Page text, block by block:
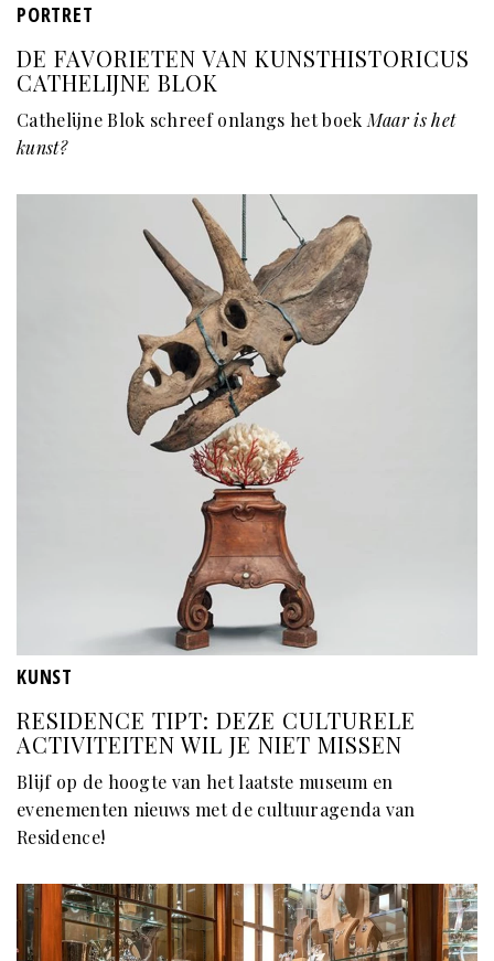
PORTRET
DE FAVORIETEN VAN KUNSTHISTORICUS
CATHELIJNE BLOK
Cathelijne Blok schreef onlangs het boek Maar is het
kunst?
KUNST
RESIDENCE TIPT: DEZE CULTURELE
ACTIVITEITEN WIL JE NIET MISSEN
Blijf op de hoogte van het laatste museum en
evenementen nieuws met de cultuuragenda van
Residence!